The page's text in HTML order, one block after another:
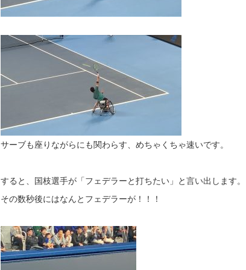
サーブも座りながらにも関わらす、めちゃくちゃ速いです。
すると、国枝選手が「フェデラーと打ちたい」と言い出します。
その数秒後にはなんとフェデラーが！！！